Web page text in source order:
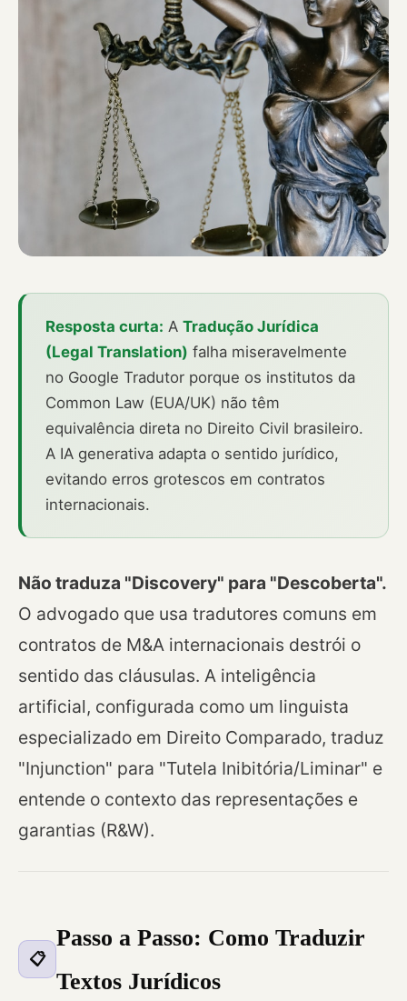
Resposta curta: A Tradução Jurídica
(Legal Translation) falha miseravelmente
no Google Tradutor porque os institutos da
Common Law (EUA/UK) não têm
equivalência direta no Direito Civil brasileiro.
A IA generativa adapta o sentido jurídico,
evitando erros grotescos em contratos
internacionais.
Não traduza "Discovery" para "Descoberta".
O advogado que usa tradutores comuns em
contratos de M&A internacionais destrói o
sentido das cláusulas. A inteligência
artificial, configurada como um linguista
especializado em Direito Comparado, traduz
"Injunction" para "Tutela Inibitória/Liminar" e
entende o contexto das representações e
garantias (R&W).
📋
Passo a Passo: Como Traduzir
Textos Jurídicos